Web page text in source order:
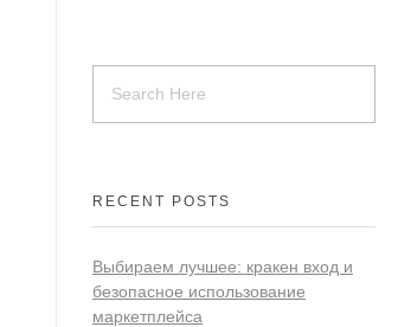
RECENT POSTS
Выбираем лучшее: кракен вход и
безопасное использование
маркетплейса